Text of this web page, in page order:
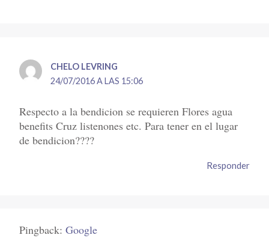
CHELO LEVRING
24/07/2016 A LAS 15:06
Respecto a la bendicion se requieren Flores agua
benefits Cruz listenones etc. Para tener en el lugar
de bendicion????
Responder
Pingback:Google